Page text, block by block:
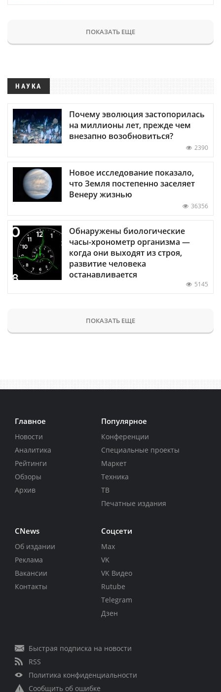
ПОКАЗАТЬ ЕЩЕ
НАУКА
Почему эволюция застопорилась
на миллионы лет, прежде чем
внезапно возобновиться?
2390
Новое исследование показало,
что Земля постепенно заселяет
Венеру жизнью
36356
Обнаружены биологические
часы-хронометр организма —
когда они выходят из строя,
развитие человека
останавливается
5145
ПОКАЗАТЬ ЕЩЕ
Главное
Новости
Аналитика
Рейтинги
Обзоры
Архив
Популярное
Конференции
Специальные проекты
Маркет
Техника
ТВ
Печатные издания
CNews
Об издании
Реклама
Вакансии
Контакты
Соцсети
Max
VK
VK Видео
Rutube
Telegram
Дзен
Быстрая подписка на новости
RSS
Политика конфиденциальности
Сообщить об ошибке